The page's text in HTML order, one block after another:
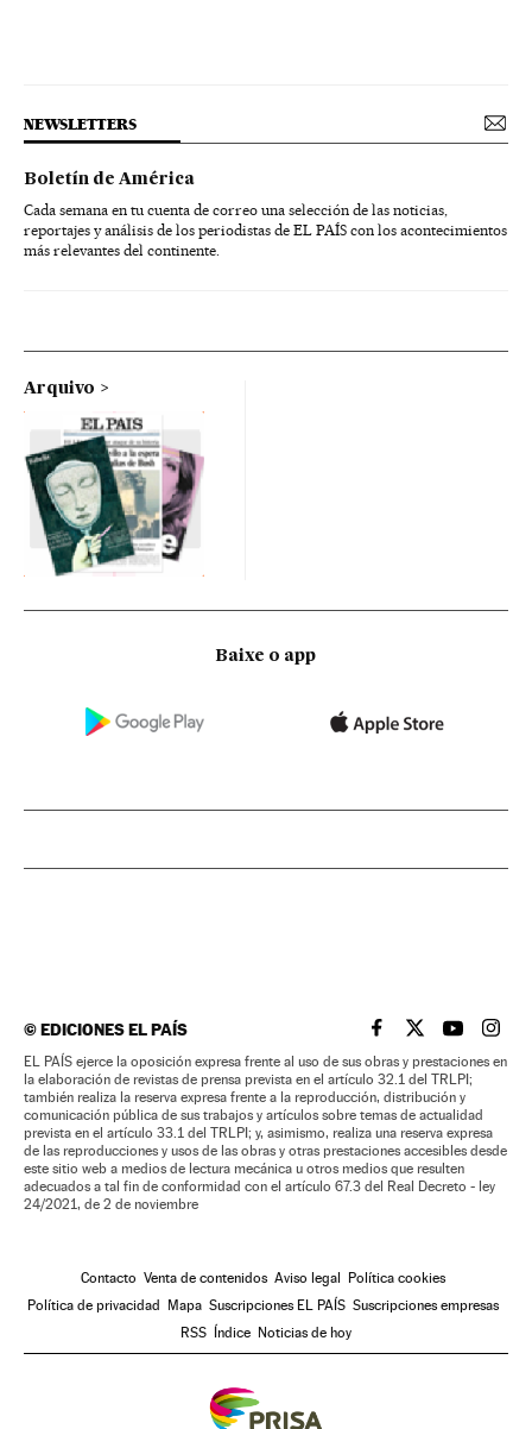
NEWSLETTERS
Boletín de América
Cada semana en tu cuenta de correo una selección de las noticias,
reportajes y análisis de los periodistas de EL PAÍS con los acontecimientos
más relevantes del continente.
Arquivo
Baixe o app
©EDICIONES EL PAÍS EL PAÍS BRASIL EN
EL PAÍSEL PAÍS
EL
EL PAÍS ejerce la oposición expresa frente al uso de sus obras y prestaciones en
la elaboración de revistas de prensa prevista en el artículo 32.1 del TRLPI;
también realiza la reserva expresa frente a la reproducción, distribución y
comunicación pública de sus trabajos y artículos sobre temas de actualidad
prevista en el artículo 33.1 del TRLPI; y, asimismo, realiza una reserva expresa
de las reproducciones y usos de las obras y otras prestaciones accesibles desde
este sitio web a medios de lectura mecánica u otros medios que resulten
adecuados a tal fin de conformidad con el artículo 67.3 del Real Decreto - ley
24/2021, de 2 de noviembre
Contacto Venta de contenidos Aviso legal Política cookies
Política de privacidad Mapa Suscripciones EL PAÍS Suscripciones empresas
RSS Índice Noticias de hoy